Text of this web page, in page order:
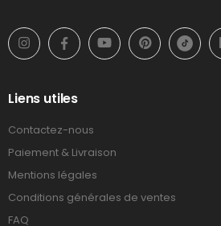
Liens utiles
Contactez-nous
Paiement & Livraison
Mentions légales
Conditions générales de ventes
FAQ